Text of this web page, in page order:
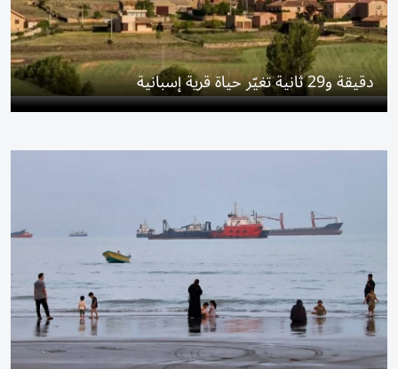
دقيقة و29 ثانية تغيّر حياة قرية إسبانية